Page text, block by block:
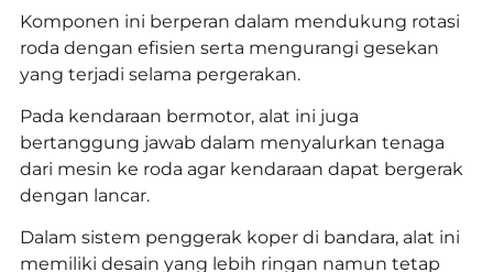
Komponen ini berperan dalam mendukung rotasi
roda dengan efisien serta mengurangi gesekan
yang terjadi selama pergerakan.
Pada kendaraan bermotor, alat ini juga
bertanggung jawab dalam menyalurkan tenaga
dari mesin ke roda agar kendaraan dapat bergerak
dengan lancar.
Dalam sistem penggerak koper di bandara, alat ini
memiliki desain yang lebih ringan namun tetap